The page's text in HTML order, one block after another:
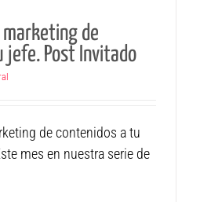
marketing de
jefe. Post Invitado
de contenidos a tu
mes en nuestra serie de